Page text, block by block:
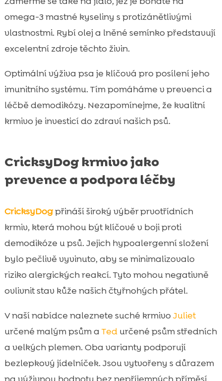
omega-3 mastné kyseliny s protizánětlivými
vlastnostmi. Rybí olej a lněné semínko představují
excelentní zdroje těchto živin.
Optimální výživa psa je klíčová pro posílení jeho
imunitního systému. Tím pomáháme v prevenci a
léčbě demodikózy. Nezapomínejme, že kvalitní
krmivo je investicí do zdraví našich psů.
CricksyDog krmivo jako
prevence a podpora léčby
CricksyDogpřináší široký výběr prvotřídních
krmiv, která mohou být klíčové v boji proti
demodikóze u psů. Jejich hypoalergenní složení
bylo pečlivě vyvinuto, aby se minimalizovalo
riziko alergických reakcí. Tyto mohou negativně
ovlivnit stav kůže našich čtyřnohých přátel.
V naší nabídce naleznete suché krmivo Juliet
určené malým psům a Tedurčené psům středních
a velkých plemen. Oba varianty podporují
bezlepkový jídelníček. Jsou vytvořeny s důrazem